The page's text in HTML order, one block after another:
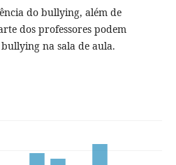
do bullying, além de
dos professores podem
na sala de aula.